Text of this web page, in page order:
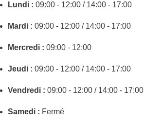
Lundi : 09:00 - 12:00 / 14:00 - 17:00
Mardi : 09:00 - 12:00 / 14:00 - 17:00
Mercredi : 09:00 - 12:00
Jeudi : 09:00 - 12:00 / 14:00 - 17:00
Vendredi : 09:00 - 12:00 / 14:00 - 17:00
Samedi : Fermé